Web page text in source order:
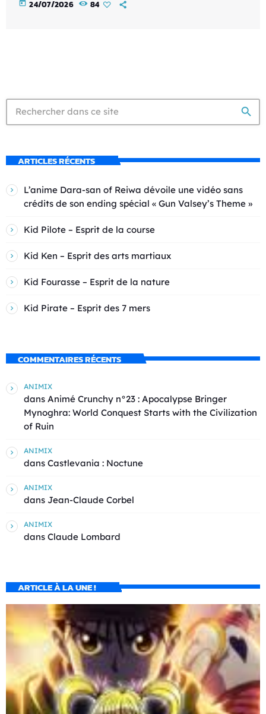
today 24/07/2026 84
search
ARTICLES RÉCENTS
L’anime Dara-san of Reiwa dévoile une vidéo sans
crédits de son ending spécial « Gun Valsey’s Theme »
Kid Pilote – Esprit de la course
Kid Ken – Esprit des arts martiaux
Kid Fourasse – Esprit de la nature
Kid Pirate – Esprit des 7 mers
COMMENTAIRES RÉCENTS
ANIMIX
dans Animé Crunchy n°23 : Apocalypse Bringer
Mynoghra: World Conquest Starts with the Civilization
of Ruin
ANIMIX
dans Castlevania : Noctune
ANIMIX
dans Jean-Claude Corbel
ANIMIX
dans Claude Lombard
ARTICLE À LA UNE !